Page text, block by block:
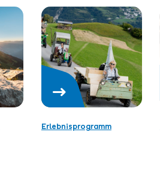
Erlebnisprogramm